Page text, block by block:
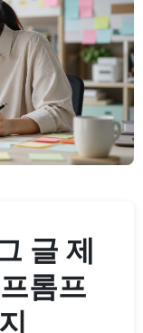
글 제
롬프